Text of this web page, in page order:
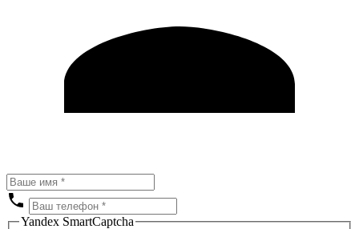
Yandex SmartCaptcha